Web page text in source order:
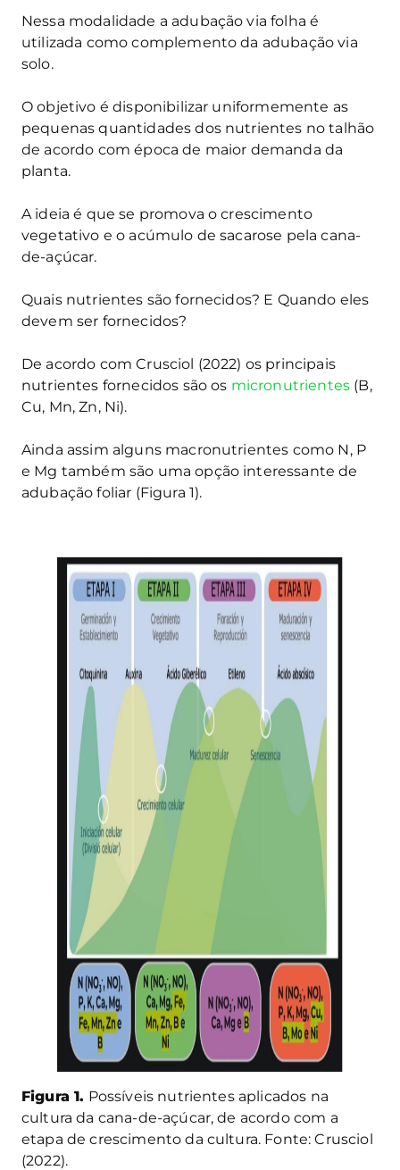
Nessa modalidade a adubação via folha é
utilizada como complemento da adubação via
solo.
O objetivo é disponibilizar uniformemente as
pequenas quantidades dos nutrientes no talhão
de acordo com época de maior demanda da
planta.
A ideia é que se promova o crescimento
vegetativo e o acúmulo de sacarose pela cana-
de-açúcar.
Quais nutrientes são fornecidos? E Quando eles
devem ser fornecidos?
De acordo com Crusciol (2022) os principais
nutrientes fornecidos são os micronutrientes (B,
Cu, Mn, Zn, Ni).
Ainda assim alguns macronutrientes como N, P
e Mg também são uma opção interessante de
adubação foliar (Figura 1).
Figura 1. Possíveis nutrientes aplicados na
cultura da cana-de-açúcar, de acordo com a
etapa de crescimento da cultura. Fonte: Crusciol
(2022).